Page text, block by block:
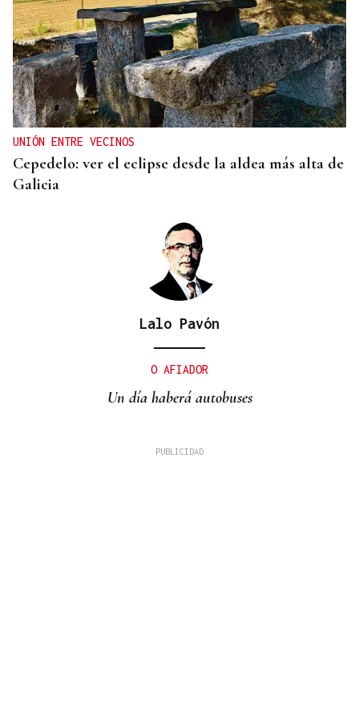
UNIÓN ENTRE VECINOS
Cepedelo: ver el eclipse desde la aldea más alta de
Galicia
Lalo Pavón
O AFIADOR
Un día haberá autobuses